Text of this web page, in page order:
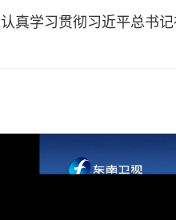
认真学习贯彻习近平总书